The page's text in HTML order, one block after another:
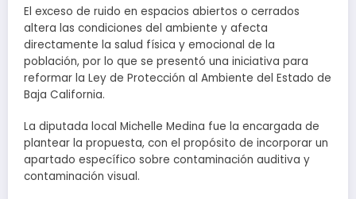
El exceso de ruido en espacios abiertos o cerrados
altera las condiciones del ambiente y afecta
directamente la salud física y emocional de la
población, por lo que se presentó una iniciativa para
reformar la Ley de Protección al Ambiente del Estado de
Baja California.
La diputada local Michelle Medina fue la encargada de
plantear la propuesta, con el propósito de incorporar un
apartado específico sobre contaminación auditiva y
contaminación visual.